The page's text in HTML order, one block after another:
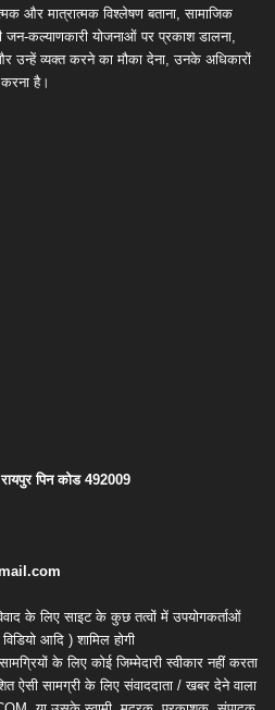
और मात्रात्मक विश्लेषण बताना, सामाजिक
कल्याणकारी योजनाओं पर प्रकाश डालना,
उन्हें व्यक्त करने का मौका देना, उनके अधिकारों
है।
रायपुर पिन कोड492009
के लिए साइट के कुछ तत्वों में उपयोगकर्ताओं
आदि ) शामिल होगी
के लिए कोई जिम्मेदारी स्वीकार नहीं करता
ऐसी सामग्री के लिए संवाददाता / खबर देने वाला